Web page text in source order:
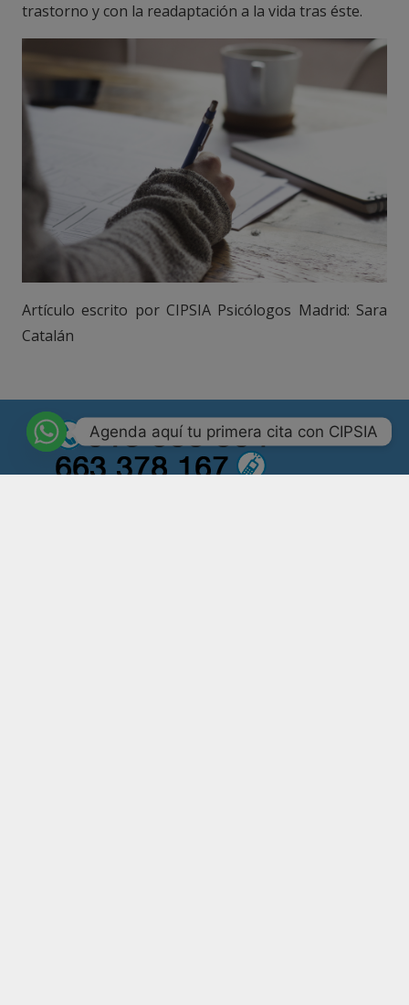
trastorno y con la readaptación a la vida tras éste.
Artículo escrito por CIPSIA Psicólogos Madrid: Sara
Catalán
Agenda aquí tu primera cita con CIPSIA